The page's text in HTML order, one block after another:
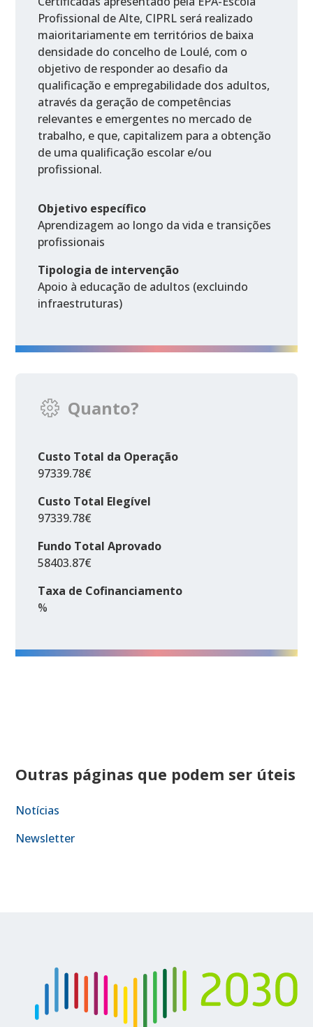
Profissional de Alte, CIPRL será realizado
maioritariamente em territórios de baixa
densidade do concelho de Loulé, com o
objetivo de responder ao desafio da
qualificação e empregabilidade dos adultos,
através da geração de competências
relevantes e emergentes no mercado de
trabalho, e que, capitalizem para a obtenção
de uma qualificação escolar e/ou
profissional.
Objetivo específico
Aprendizagem ao longo da vida e transições
profissionais
Tipologia de intervenção
Apoio à educação de adultos (excluindo
infraestruturas)
Quanto?
Custo Total da Operação
97339.78€
Custo Total Elegível
97339.78€
Fundo Total Aprovado
58403.87€
Taxa de Cofinanciamento
%
Outras páginas que podem ser úteis
Notícias
Newsletter